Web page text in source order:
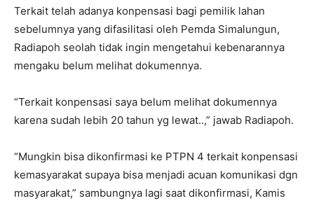
Terkait telah adanya konpensasi bagi pemilik lahan
sebelumnya yang difasilitasi oleh Pemda Simalungun,
Radiapoh seolah tidak ingin mengetahui kebenarannya
mengaku belum melihat dokumennya.
“Terkait konpensasi saya belum melihat dokumennya
karena sudah lebih 20 tahun yg lewat..,” jawab Radiapoh.
“Mungkin bisa dikonfirmasi ke PTPN 4 terkait konpensasi
kemasyarakat supaya bisa menjadi acuan komunikasi dgn
masyarakat,” sambungnya lagi saat dikonfirmasi, Kamis